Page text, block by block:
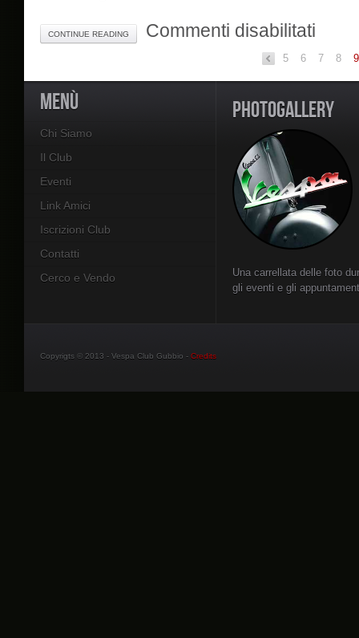
CONTINUE READING Commenti disabilitati
Vespa
2006
«
5 6 7 8 9
MENÙ
Chi Siamo
Il Club
Eventi
Link Amici
Iscrizioni Club
Contatti
Cerco e Vendo
PHOTOGALLERY
Una carrellata delle foto
gli eventi e gli
Copyrigts © 2013 - Vespa Club Gubbio - Credits